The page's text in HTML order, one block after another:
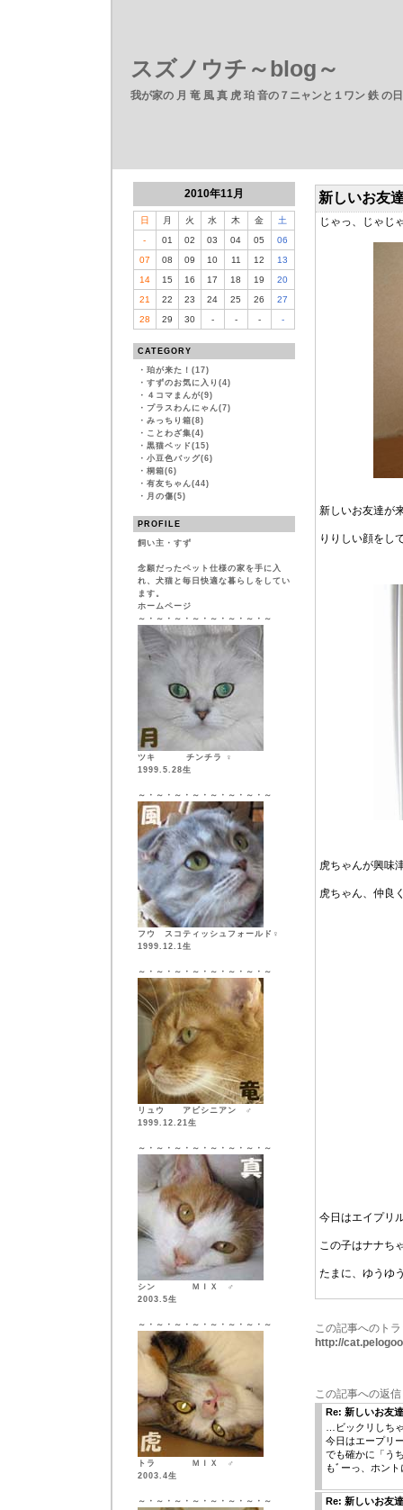
スズノウチ～blog～
我が家の 月 竜 風 真 虎 珀 音の７ニャンと１ワン 鉄 の
2010年11月
日 月 火 水 木 金
土
-
01 02 03 04 05
06
07
08 09 10 11 12
13
14
15 16 17 18 19
20
21
22 23 24 25 26
27
28
29 30 - - - -
CATEGORY
・ 珀が来た！(17)
・ すずのお気に入り(4)
・ ４コマまんが(9)
・ プラスわんにゃん(7)
・ みっちり箱(8)
・ ことわざ集(4)
・ 黒猫ベッド(15)
・ 小豆色バッグ(6)
・ 桐箱(6)
・ 有友ちゃん(44)
・ 月の傷(5)
PROFILE
飼い主・すず
念願だったペット仕様の家を手に入
れ、犬猫と毎日快適な暮らしをしてい
ます。
ホームページ
～・～・～・～・～・～・～・～
ツキ チンチラ ♀
1999.5.28生
～・～・～・～・～・～・～・～
フウ スコティッシュフォールド♀
1999.12.1生
～・～・～・～・～・～・～・～
リュウ アビシニアン ♂
1999.12.21生
～・～・～・～・～・～・～・～
シン ＭＩＸ ♂
2003.5生
～・～・～・～・～・～・～・～
トラ ＭＩＸ ♂
2003.4生
～・～・～・～・～・～・～・～
新しいお友
じゃっ、じゃじ
新しいお友達が
りりしい顔をし
虎ちゃんが興味
虎ちゃん、仲良
今日はエイプリ
この子はナナち
たまに、ゆうゆ
この記事へのト
http://
この記事への返信
Re: 新しいお友
…ビックリしち
今日はエープリ
でも確かに「う
もﾞーっ、ホン
Re: 新しいお友